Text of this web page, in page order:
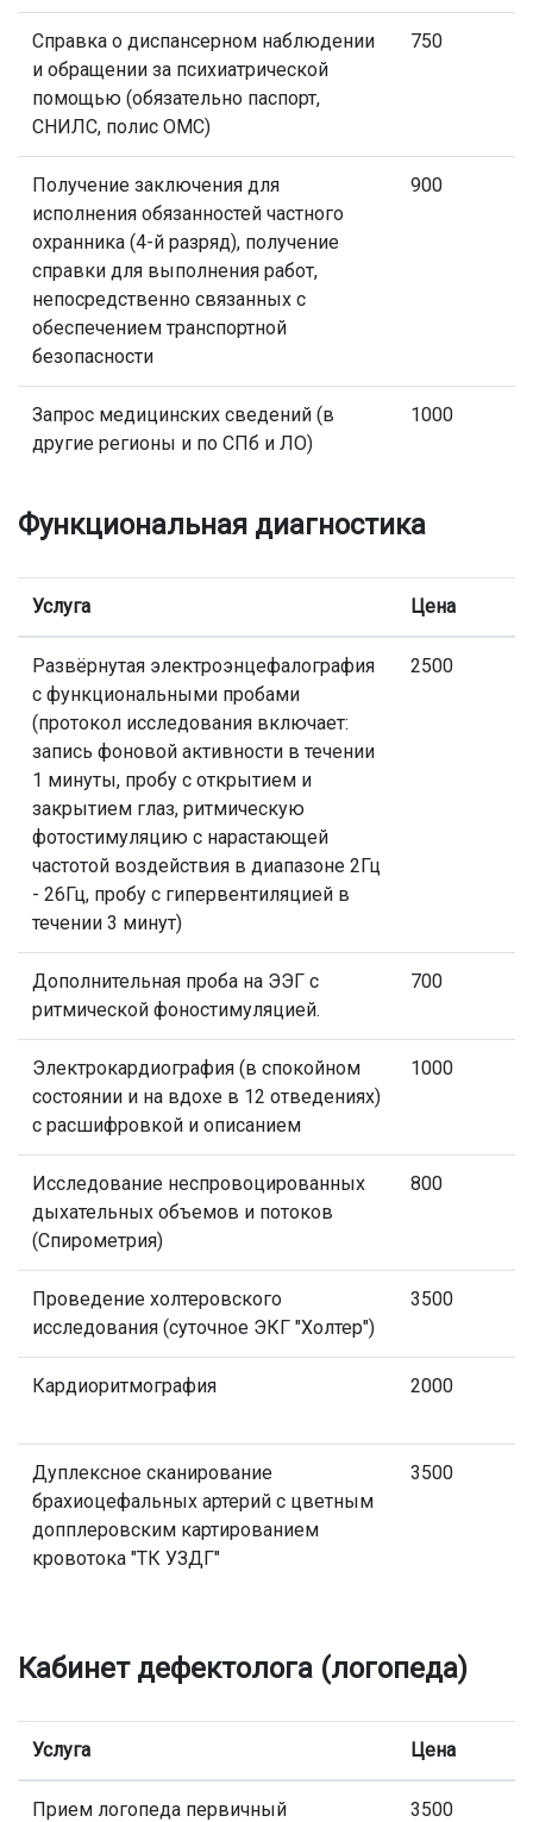
Справка о диспансерном наблюдении
и обращении за психиатрической
помощью (обязательно паспорт,
СНИЛС, полис ОМС)
750
Получение заключения для
исполнения обязанностей частного
охранника (4-й разряд), получение
справки для выполнения работ,
непосредственно связанных с
обеспечением транспортной
безопасности
900
Запрос медицинских сведений (в
другие регионы и по СПб и ЛО)
1000
Функциональная диагностика
Услуга Цена
Развёрнутая электроэнцефалография
с функциональными пробами
(протокол исследования включает:
запись фоновой активности в течении
1 минуты, пробу с открытием и
закрытием глаз, ритмическую
фотостимуляцию с нарастающей
частотой воздействия в диапазоне 2Гц
- 26Гц, пробу с гипервентиляцией в
течении 3 минут)
2500
Дополнительная проба на ЭЭГ с
ритмической фоностимуляцией.
700
Электрокардиография (в спокойном
состоянии и на вдохе в 12 отведениях)
с расшифровкой и описанием
1000
Исследование неспровоцированных
дыхательных объемов и потоков
(Спирометрия)
800
Проведение холтеровского
исследования (суточное ЭКГ "Холтер")
3500
Кардиоритмография 2000
Дуплексное сканирование
брахиоцефальных артерий с цветным
допплеровским картированием
кровотока "ТК УЗДГ"
3500
Кабинет дефектолога (логопеда)
Услуга Цена
Прием логопеда первичный 3500